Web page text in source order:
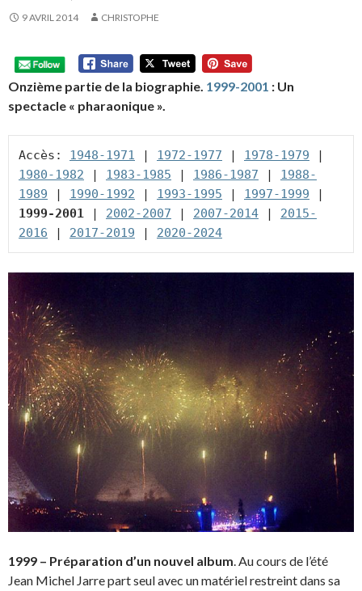
9 AVRIL 2014 CHRISTOPHE
Onzième partie de la biographie. 1999-2001 : Un
spectacle « pharaonique ».
Accès: 1948-1971 | 1972-1977 | 1978-1979
1980-1982 | 1983-1985 | 1986-1987 | 1988-
1989 | 1990-1992 | 1993-1995 | 1997-1999
1999-2001 | 2002-2007 | 2007-2014 | 2015-
2016 | 2017-2019 | 2020-2024
1999 – Préparation d’un nouvel album. Au cours de l’été
Jean Michel Jarre part seul avec un matériel restreint dans sa